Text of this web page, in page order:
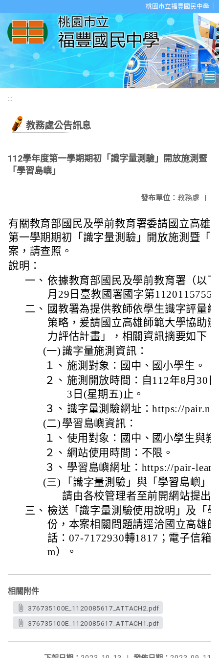
桃園市立福豐國民中學
:::
教務處公告訊息
112學年度第一學期期初「識字量測驗」開放施測暨
「學習島嶼」
發布單位： 教務處 |
有關教育部國民及學前教育署委請國立高雄
第一學期期初「識字量測驗」開放施測暨「
案，請查照。
說明：
一、 依據教育部國民及學前教育署（以
月29日臺教國署國字第1120115755
二、 國教署為提供教師依學生識字評量
策略，爰請國立高雄師範大學協助
力評估計畫」，相關資訊摘要如下
(一) 識字量施測資訊：
１、 施測對象：國中、國小學生。
２、 施測開放時間：自112年8月30
3日(星期五)止。
３、 識字量測驗網址：https://
(二) 學習島嶼資訊：
１、 使用對象：國中、國小學生與教
２、 網站使用時間：不限。
３、 學習島嶼網址：https://pair-
(三)
「識字量測驗」與「學習島嶼」
請由各校管理者至前開網站提出
三、 檢送「識字量測驗使用說明」及「
份，本案相關問題請逕洽國立高雄
話：07-7172930轉1817；電子信箱
m）。
相關附件
376735100E_1120085617_ATTACH2.pdf
376735100E_1120085617_ATTACH1.pdf